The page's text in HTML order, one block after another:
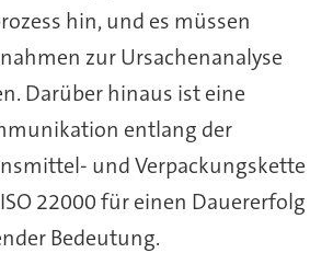
hin, und es müssen
zur Ursachenanalyse
Darüber hinaus ist eine
entlang der
und Verpackungskette
22000 für einen Dauererfolg
Bedeutung.